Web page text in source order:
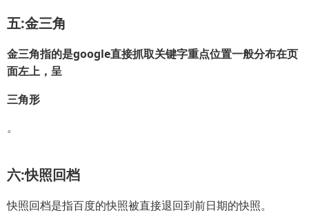
五:金三角
金三角指的是google直接抓取关键字重点位置一般分布在页
面左上，呈
三角形
。
六:快照回档
快照回档是指百度的快照被直接退回到前日期的快照。